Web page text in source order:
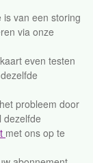
van een storing
via onze
even testen
probleem door
dezelfde
met ons op te